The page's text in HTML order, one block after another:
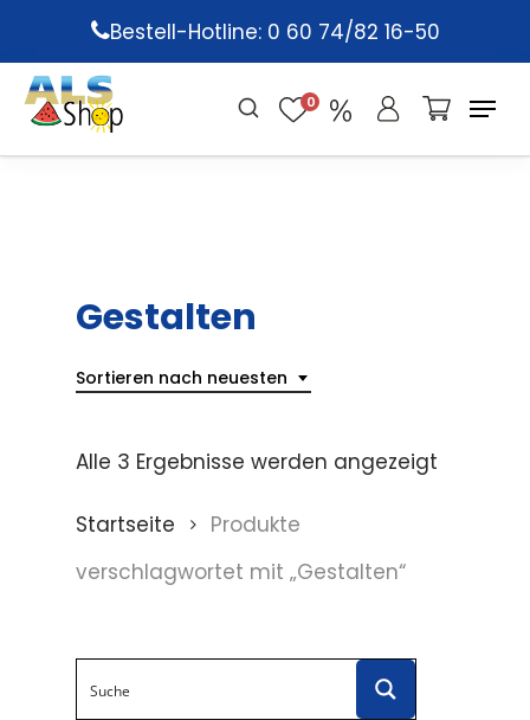
main
content
Bestell-Hotline: 0 60 74/82 16-50
0
Gestalten
Sortieren nach neuesten
Alle 3 Ergebnisse werden angezeigt
Startseite
Produkte
verschlagwortet mit „Gestalten“